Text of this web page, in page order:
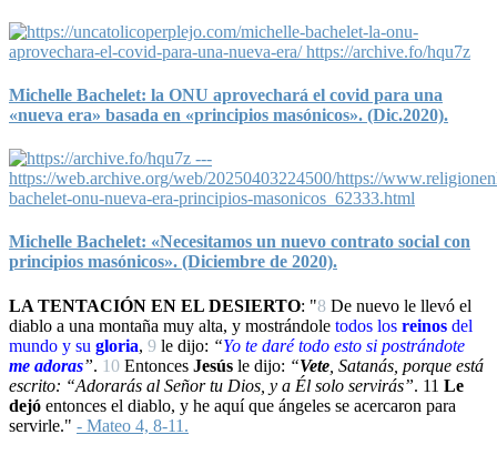
Michelle Bachelet: la ONU aprovechará el covid para una
«nueva era» basada en «principios masónicos». (Dic.2020).
Michelle Bachelet: «Necesitamos un nuevo contrato social con
principios masónicos». (Diciembre de 2020).
LA TENTACIÓN EN EL DESIERTO: "8 De nuevo le llevó el
diablo a una montaña muy alta, y mostrándole todos los reinos del
mundo y su gloria, 9 le dijo: “Yo te daré todo esto si postrándote
me adoras”. 10 Entonces Jesús le dijo: “Vete , Satanás, porque está
escrito: “Adorarás al Señor tu Dios, y a Él solo servirás”. 11 Le
dejó entonces el diablo, y he aquí que ángeles se acercaron para
servirle." - Mateo 4, 8-11.